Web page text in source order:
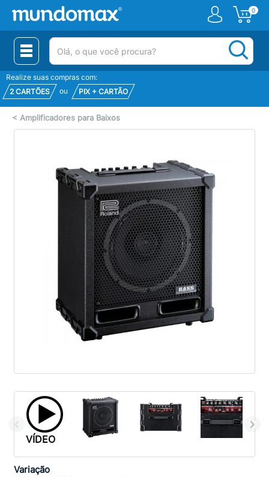
0
(pesquisar)
Realize suas compras com:
2 CARTÕES
ou PIX + CARTÃO
< Amplificadores para Baixos
VÍDEO
Variação